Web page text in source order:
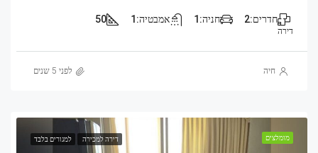
חדרים:2 חניה: 1 אמבטיה: 1
50
דירה
חיה לפני 5 שנים
מומלצים דירה למכירה למגורים בלבד